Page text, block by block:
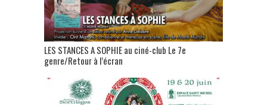
LES STANCES A SOPHIE au ciné-club Le 7e
genre/Retour à l’écran